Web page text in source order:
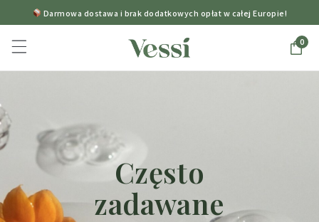
Darmowa dostawa i brak dodatkowych opłat w całej Europie!
0
Często
zadawane